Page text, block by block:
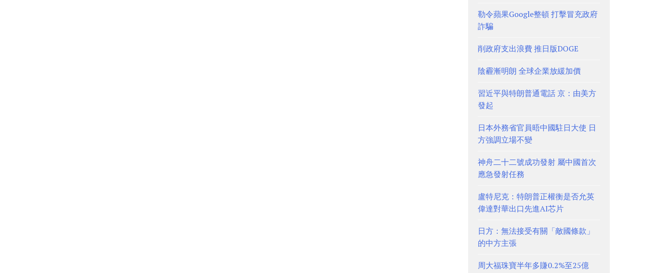
勒令蘋果Google整頓 打擊冒充政府
詐騙
削政府支出浪費 推日版DOGE
陰霾漸明朗 全球企業放緩加價
習近平與特朗普通電話 京：由美方
發起
日本外務省官員晤中國駐日大使 日
方強調立場不變
神舟二十二號成功發射 屬中國首次
應急發射任務
盧特尼克：特朗普正權衡是否允英
偉達對華出口先進AI芯片
日方：無法接受有關「敵國條款」
的中方主張
周大福珠寶半年多賺0.2%至25億